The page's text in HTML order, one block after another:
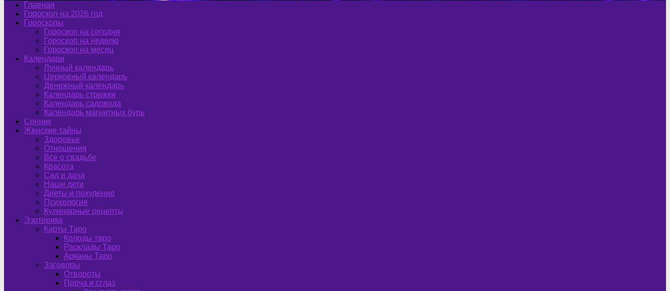
Главная
Гороскоп на 2026 год
Гороскопы
Гороскоп на сегодня
Гороскоп на неделю
Гороскоп на месяц
Календари
Лунный календарь
Церковный календарь
Денежный календарь
Календарь стрижки
Календарь садовода
Календарь магнитных бурь
Сонник
Женские тайны
Здоровье
Отношения
Все о свадьбе
Красота
Сад и дача
Наши дети
Диеты и похудение
Психология
Кулинарные рецепты
Эзотерика
Карты Таро
Колоды таро
Расклады Таро
Арканы Таро
Заговоры
Отвороты
Порча и сглаз